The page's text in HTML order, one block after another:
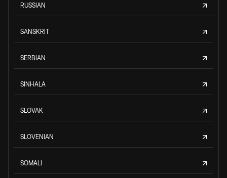
RUSSIAN
SANSKRIT
SERBIAN
SINHALA
SLOVAK
SLOVENIAN
SOMALI